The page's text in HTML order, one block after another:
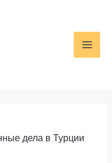
дела в Турции